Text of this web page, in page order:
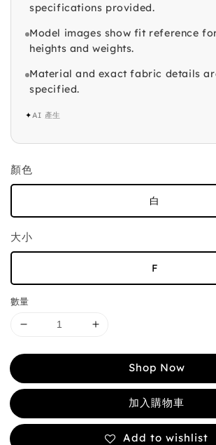
specifications provided.
Model images show fit reference
heights and weights.
Material and exact fabric details
specified.
✦AI 產生
顏色
白
大小
F
數量
Shop Now
加入購物車
Add to wishlist